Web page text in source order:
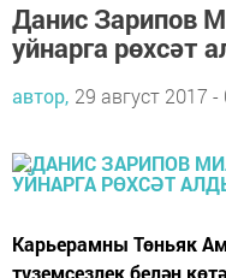
Данис Зарипов
уйнарга рөхсәт
автор, 29 август 2017 -
Карьерамны Төньяк